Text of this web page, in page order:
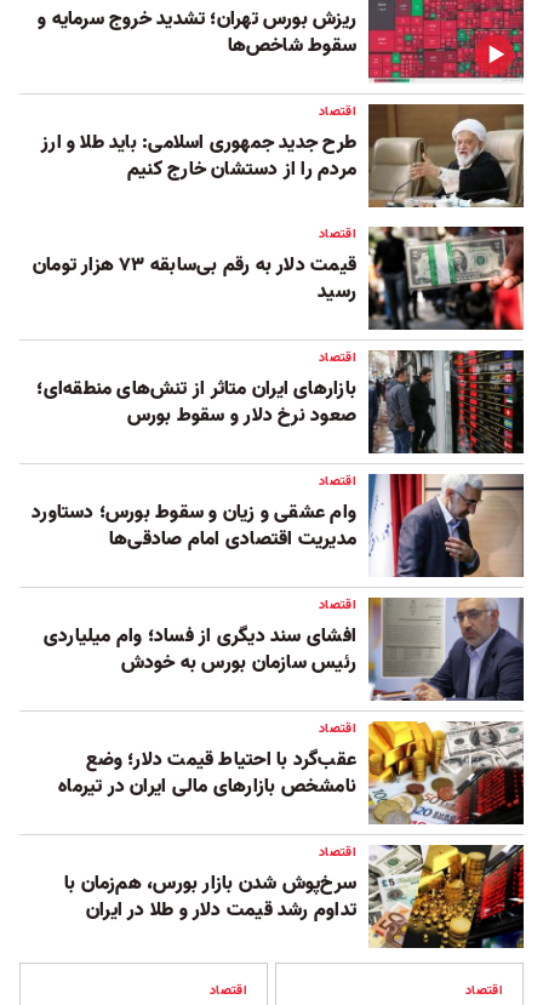
ریزش بورس تهران؛ تشدید خروج سرمایه و
سقوط شاخص‌ها
اقتصاد
طرح جدید جمهوری اسلامی: باید طلا و ارز
مردم را از دستشان خارج کنیم
اقتصاد
قیمت دلار به رقم بی‌سابقه ۷۳ هزار تومان
رسید
اقتصاد
بازارهای ایران متاثر از تنش‌های منطقه‌ای؛
صعود نرخ دلار و سقوط بورس
اقتصاد
وام عشقی و زیان و سقوط بورس؛ دستاورد
مدیریت اقتصادی امام صادقی‌ها
اقتصاد
افشای سند دیگری از فساد؛ وام میلیاردی
رئیس سازمان بورس به خودش
اقتصاد
عقب‌گرد با احتیاط قیمت دلار؛ وضع
نامشخص بازارهای مالی ایران در تیرماه
اقتصاد
سرخ‌پوش شدن بازار بورس، هم‌زمان با
تداوم رشد قیمت دلار و طلا در ایران
اقتصاد اقتصاد